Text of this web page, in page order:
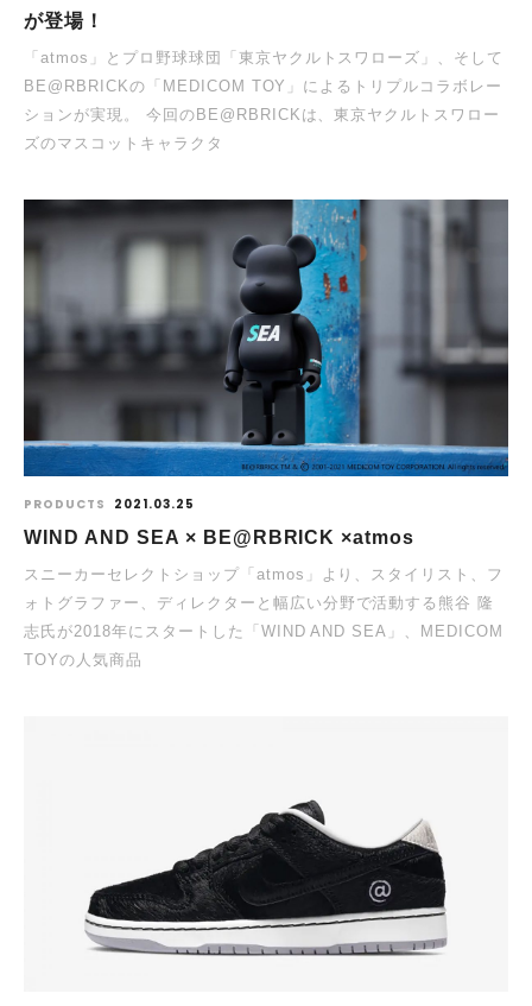
が登場！
「atmos」とプロ野球球団「東京ヤクルトスワローズ」、そして
BE@RBRICKの「MEDICOM TOY」によるトリプルコラボレー
ションが実現。 今回のBE@RBRICKは、東京ヤクルトスワロー
ズのマスコットキャラクタ
PRODUCTS 2021.03.25
WIND AND SEA × BE@RBRICK ×atmos
スニーカーセレクトショップ「atmos」より、スタイリスト、フ
ォトグラファー、ディレクターと幅広い分野で活動する熊谷 隆
志氏が2018年にスタートした「WIND AND SEA」、MEDICOM
TOYの人気商品